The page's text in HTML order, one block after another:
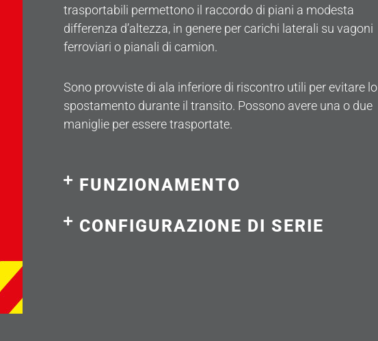
trasportabili permettono il raccordo di piani a modesta
differenza d’altezza, in genere per carichi laterali su vagoni
ferroviari o pianali di camion.
Sono provviste di ala inferiore di riscontro utili per evitare lo
spostamento durante il transito. Possono avere una o due
maniglie per essere trasportate.
FUNZIONAMENTO
CONFIGURAZIONE DI SERIE